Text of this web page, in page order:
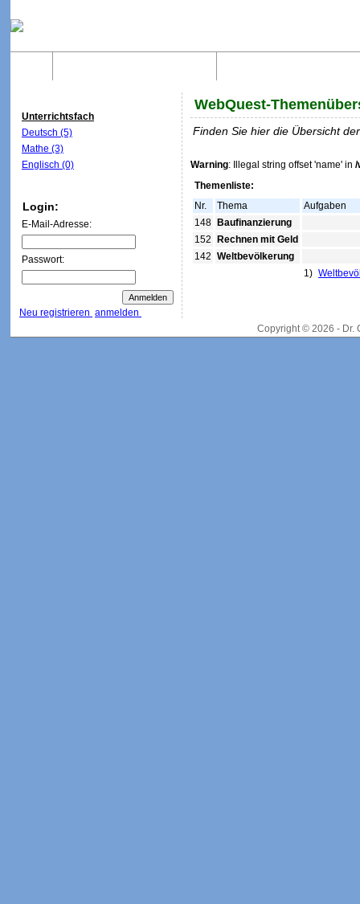
Unterrichtsfach
Deutsch (5)
Mathe (3)
Englisch (0)
Login:
E-Mail-Adresse:
Passwort:
Neu registrieren anmelden
WebQuest-
Finden Sie hier die Übersicht
Warning: Illegal string offset 'name' in /
Themenliste:
Nr.
Thema
Aufgaben
148
Baufinanzierung
152
Rechnen mit Geld
142 Weltbevölkerung
1)
Copyright © 2026 - Dr.